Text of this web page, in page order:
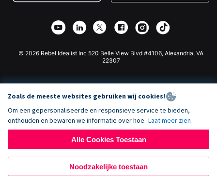
Affiliate Partnerschap
Webflow Donatie App
Joomla Donatie
© 2026 Rebel Idealist Inc 520 Belle View Blvd #4106, Alexandria, VA
22307
Zoals de meeste websites gebruiken wij cookies!
Om een gepersonaliseerde en responsieve service te bieden,
onthouden en bewaren we informatie over hoe Laat meer zien
Alle Cookies Toestaan
Noodzakelijke toestaan